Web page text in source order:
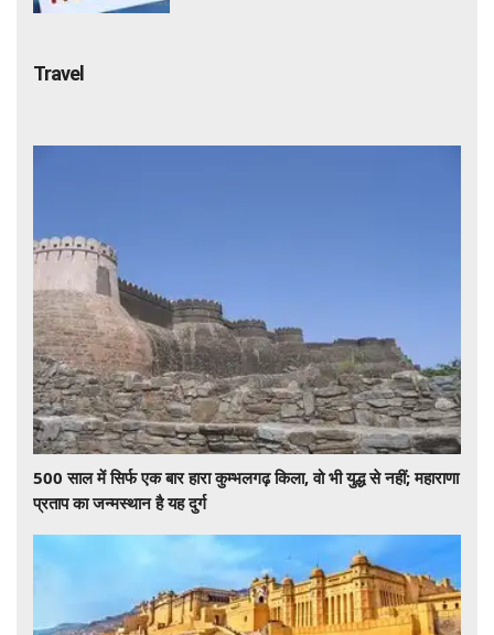
Travel
500 साल में सिर्फ एक बार हारा कुम्भलगढ़ किला, वो भी युद्ध से नहीं; महाराणा
प्रताप का जन्मस्थान है यह दुर्ग